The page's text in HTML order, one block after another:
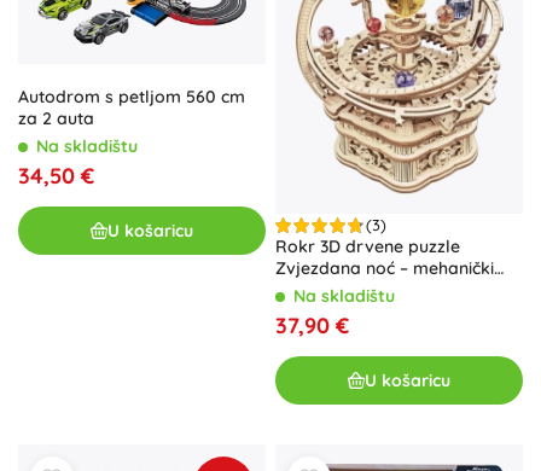
Autodrom s petljom 560 cm
za 2 auta
Na skladištu
34,50 €
U košaricu (3)
Rokr 3D drvene puzzle
Zvjezdana noć – mehanički
planetarij s glazbenom
Na skladištu
37,90 €
U košaricu